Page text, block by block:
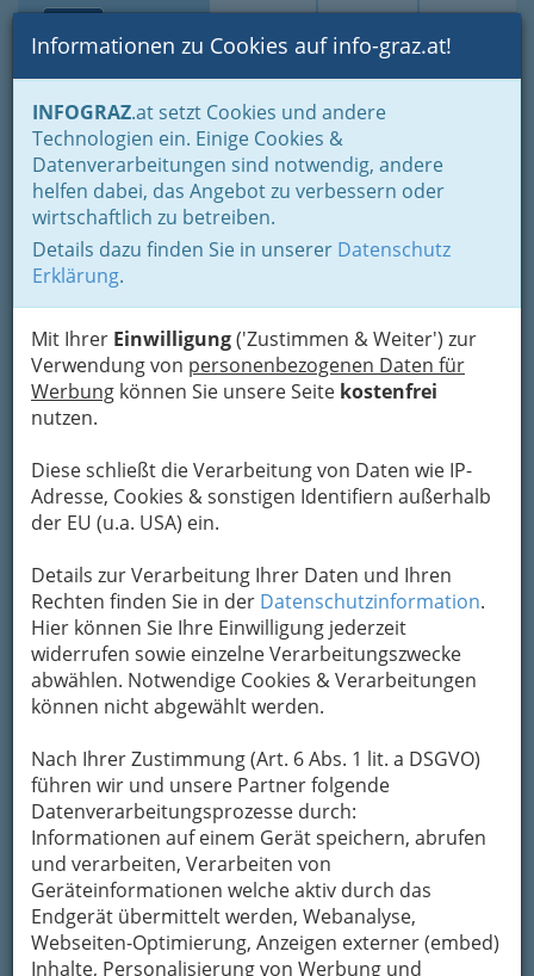
Suche Login Toggle
Informationen zu Cookies auf info-graz.at!
INFOGRAZ.at setzt Cookies und andere
Technologien ein. Einige Cookies &
Datenverarbeitungen sind notwendig, andere
helfen dabei, das Angebot zu verbessern oder
wirtschaftlich zu betreiben.
Details dazu finden Sie in unserer Datenschutz
Erklärung.
Mit Ihrer Einwilligung('Zustimmen & Weiter') zur
Verwendung von personenbezogenen Daten für
Werbung können Sie unsere Seite kostenfrei
nutzen.
Diese schließt die Verarbeitung von Daten wie IP-
Adresse, Cookies & sonstigen Identifiern außerhalb
der EU (u.a. USA) ein.
Details zur Verarbeitung Ihrer Daten und Ihren
Rechten finden Sie in der Datenschutzinformation.
Hier können Sie Ihre Einwilligung jederzeit
widerrufen sowie einzelne Verarbeitungszwecke
abwählen. Notwendige Cookies & Verarbeitungen
können nicht abgewählt werden.
Nach Ihrer Zustimmung (Art. 6 Abs. 1 lit. a DSGVO)
führen wir und unsere Partner folgende
Datenverarbeitungsprozesse durch:
Informationen auf einem Gerät speichern, abrufen
und verarbeiten, Verarbeiten von
Geräteinformationen welche aktiv durch das
Endgerät übermittelt werden, Webanalyse,
Webseiten-Optimierung, Anzeigen externer (embed)
Inhalte, Personalisierung von Werbung und
Home Branchen
Einkaufen & Schenken - der Handel
Der Handel nach WKO-Gliederung
Allgemeines Landesgremium des Handels
Blumengroßhandel - Blumengroßhändlerinnen und
Blumengroßhändler
Blumen am Leonhardplatz -
Andrea Rauch
Leonhardplatz 1, 8010 Graz
+43 316 386 525
+43316 386 5259
Karte
Kontaktaufnahme
Um die Info-Graz Firmenvor Spam-Mails zu
bewahren, verwenden wir an dieser Stelle zur
Formular. Ihre Nachricht wird nach dem
Absenden umgehend per Mail an das
Unternehmen Blumen am Leonhardplatz -
Andrea Rauch weitergeleitet.
Mein Name